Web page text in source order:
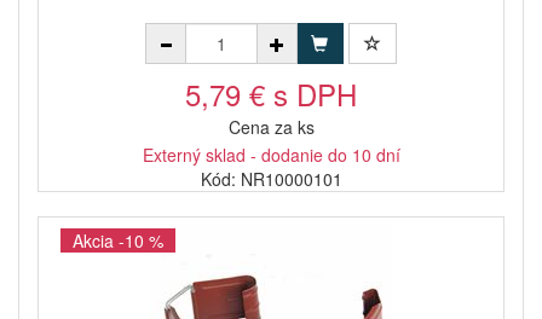
5,79 € s DPH
Cena za ks
Externý sklad - dodanie do 10 dní
Kód: NR10000101
Akcia -10 %